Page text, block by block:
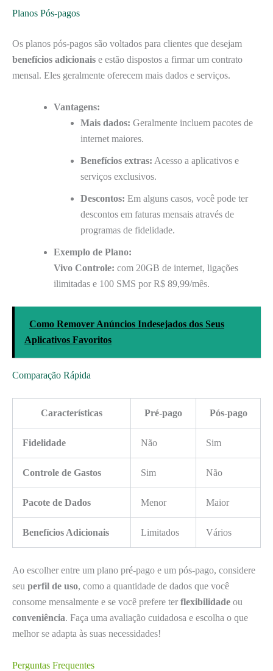
Planos Pós-pagos
Os planos pós-pagos são voltados para clientes que desejam
benefícios adicionais e estão dispostos a firmar um contrato
mensal. Eles geralmente oferecem mais dados e serviços.
Vantagens:
Mais dados: Geralmente incluem pacotes de
internet maiores.
Benefícios extras: Acesso a aplicativos e
serviços exclusivos.
Descontos: Em alguns casos, você pode ter
descontos em faturas mensais através de
programas de fidelidade.
Exemplo de Plano:
Vivo Controle: com 20GB de internet, ligações
ilimitadas e 100 SMS por R$ 89,99/mês.
Como Remover Anúncios Indesejados dos Seus
Aplicativos Favoritos
Comparação Rápida
Características Pré-pago Pós-pago
Fidelidade Não Sim
Controle de Gastos Sim Não
Pacote de Dados Menor Maior
Benefícios Adicionais Limitados Vários
Ao escolher entre um plano pré-pago e um pós-pago, considere
seu perfil de uso, como a quantidade de dados que você
consome mensalmente e se você prefere ter flexibilidade ou
conveniência. Faça uma avaliação cuidadosa e escolha o que
melhor se adapta às suas necessidades!
Perguntas Frequentes